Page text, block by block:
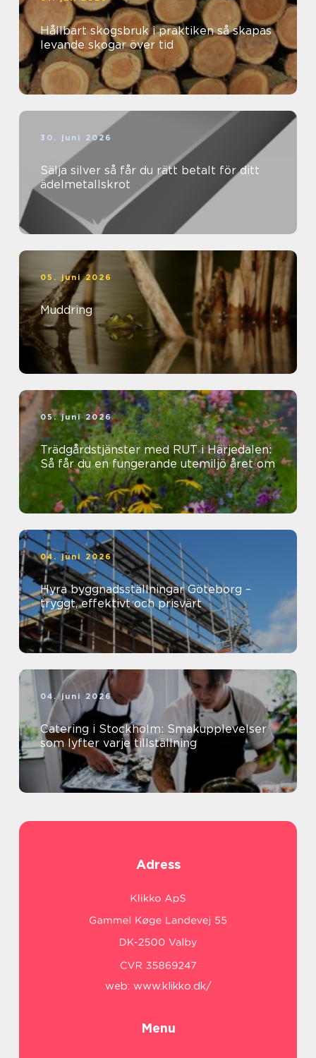
Hållbart skogsbruk i praktiken så skapas
levande skogar över tid
30. juni 2026
Sälja silver så får du rätt betalt för ditt
ädelmetallskrot
05. juni 2026
Muddring
05. juni 2026
Trädgårdstjänster med RUT i Härjedalen:
Så får du en fungerande utemiljö året om
04. juni 2026
Hyra byggnadsställningar Göteborg –
tryggt, effektivt och prisvärt
04. juni 2026
Catering i Stockholm: Smakupplevelser
som lyfter varje tillställning
Adress
web: www.klikko.dk/
Menu